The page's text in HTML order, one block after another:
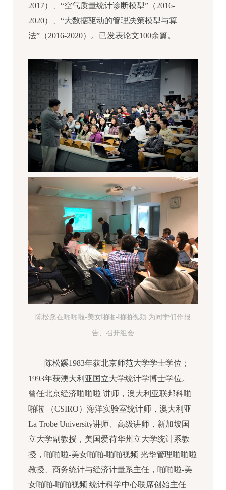
2017）、“空气质量统计诊断模型”（2016-
2020）、“大数据驱动的管理决策模型与算
法”（2016-2020）。已发表论文100余篇。
陈松蹊在啪啪啦-美女啪啪-啪啪视频 为同学们作报
告、召开组会
陈松蹊1983年获北京师范大学学士学位；
1993年获澳大利亚国立大学统计学博士学位。
曾任北京经济啪啪啦 讲师，澳大利亚联邦科啪
啪啦 （CSIRO）海洋实验室统计师，澳大利亚
La Trobe University讲师、高级讲师，新加坡国
立大学副教授，美国爱荷华州立大学统计系教
授，啪啪啦-美女啪啪-啪啪视频 光华管理啪啪啦
教授、商务统计与经济计量系主任，啪啪啦-美
女啪啪-啪啪视频 统计科学中心联席创始主任